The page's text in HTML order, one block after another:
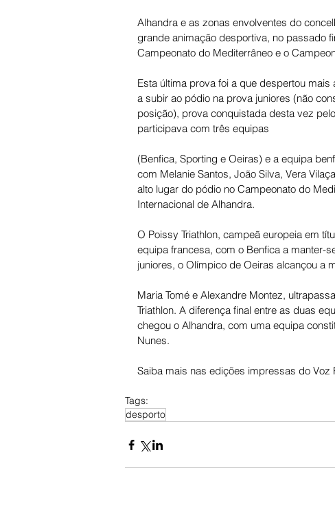
Alhandra e as zonas envolventes do
grande animação desportiva, no passado
Campeonato do Mediterrâneo e o
Esta última prova foi a que despertou
a subir ao pódio na prova juniores (não
posição), prova conquistada desta vez
participava com três equipas
(Benfica, Sporting e Oeiras) e a equipa
com Melanie Santos, João Silva, Vera
alto lugar do pódio no Campeonato do
Internacional de Alhandra.
O Poissy Triathlon, campeã europeia em
equipa francesa, com o Benfica a manter-
juniores, o Olímpico de Oeiras alcançou a
Maria Tomé e Alexandre Montez,
Triathlon. A diferença final entre as duas
chegou o Alhandra, com uma equipa
Nunes.
Saiba mais nas edições impressas do Voz
Tags:
desporto